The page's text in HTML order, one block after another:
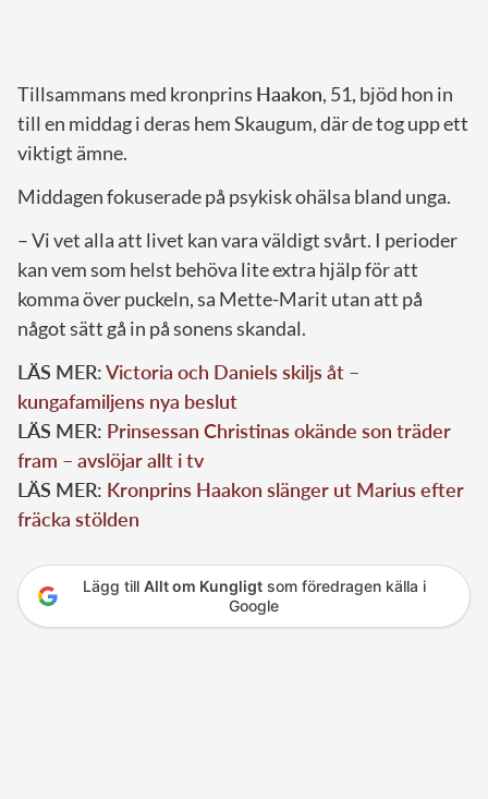
Tillsammans med kronprins Haakon, 51, bjöd hon in
till en middag i deras hem Skaugum, där de tog upp ett
viktigt ämne.
Middagen fokuserade på psykisk ohälsa bland unga.
– Vi vet alla att livet kan vara väldigt svårt. I perioder
kan vem som helst behöva lite extra hjälp för att
komma över puckeln, sa Mette-Marit utan att på
något sätt gå in på sonens skandal.
LÄS MER:Victoria och Daniels skiljs åt –
kungafamiljens nya beslut
LÄS MER: Prinsessan Christinas okände son träder
fram – avslöjar allt i tv
LÄS MER: Kronprins Haakon slänger ut Marius efter
fräcka stölden
Lägg till Allt om Kungligtsom föredragen källa i
Google